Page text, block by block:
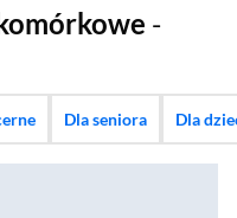
-
Dla seniora Dla